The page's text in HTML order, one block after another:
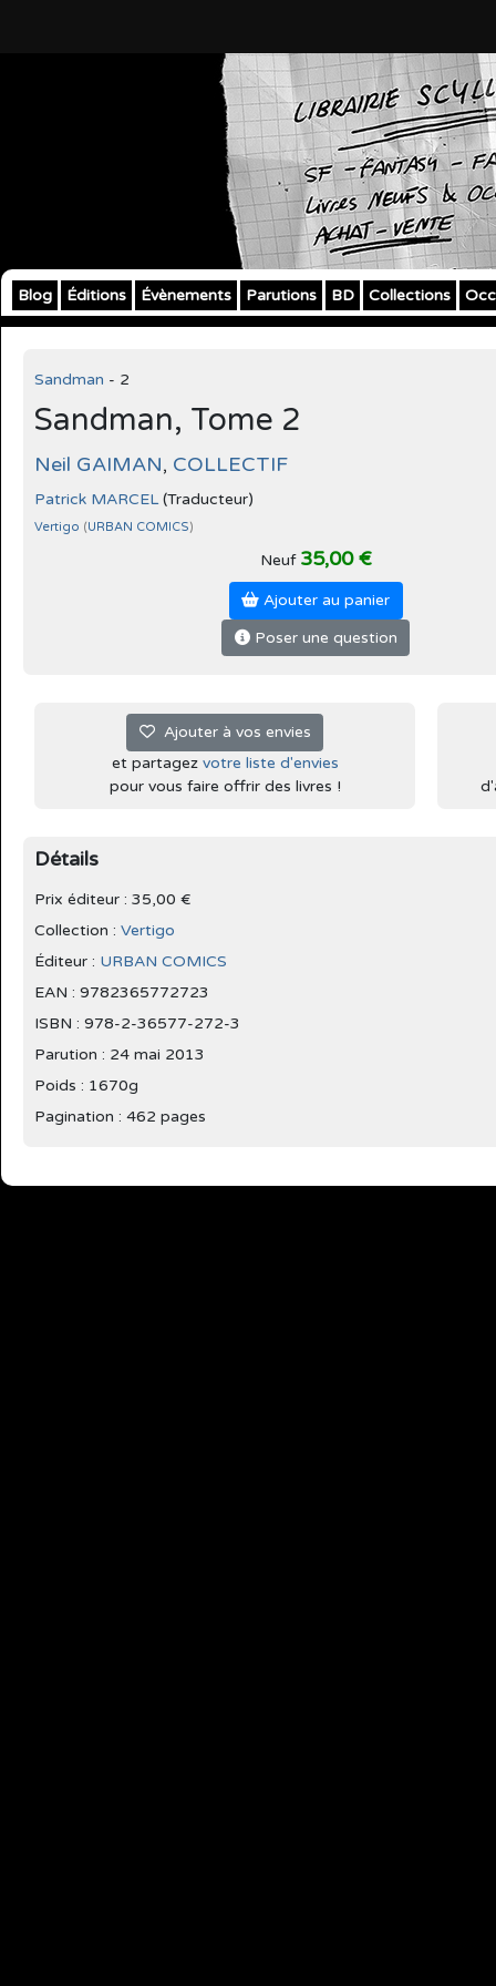
Blog Éditions Évènements Parutions BD Collections
Sandman - 2
Sandman, Tome 2
Neil GAIMAN, COLLECTIF
Patrick MARCEL(Traducteur)
Vertigo (URBAN COMICS)
Neuf 35,00 €
Ajouter au panier
Poser une question
Ajouter à vos envies
et partagez votre liste d'envies
pour vous faire offrir des livres !
Détails
Prix éditeur : 35,00 €
Collection : Vertigo
Éditeur : URBAN COMICS
EAN : 9782365772723
ISBN : 978-2-36577-272-3
Parution : 24 mai 2013
Poids : 1670g
Pagination : 462 pages